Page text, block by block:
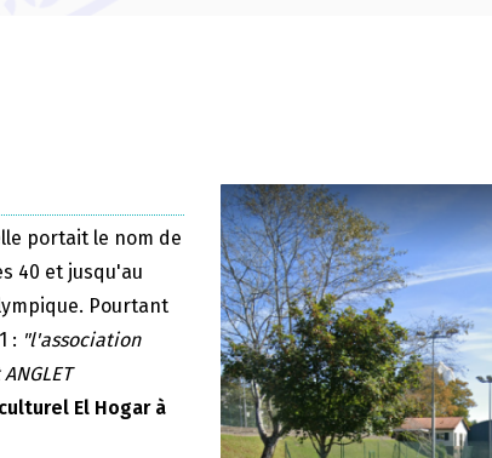
portait le nom de
40 et jusqu'au
Pourtant
: "l'association
El Hogar à